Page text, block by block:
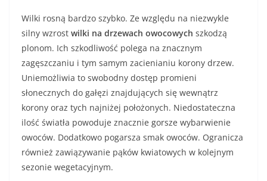
Wilki rosną bardzo szybko. Ze względu na niezwykle
silny wzrost wilki na drzewach owocowych szkodzą
plonom. Ich szkodliwość polega na znacznym
zagęszczaniu i tym samym zacienianiu korony drzew.
Uniemożliwia to swobodny dostęp promieni
słonecznych do gałęzi znajdujących się wewnątrz
korony oraz tych najniżej położonych. Niedostateczna
ilość światła powoduje znacznie gorsze wybarwienie
owoców. Dodatkowo pogarsza smak owoców. Ogranicza
również zawiązywanie pąków kwiatowych w kolejnym
sezonie wegetacyjnym.